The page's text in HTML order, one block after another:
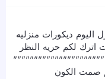
اليوم ديكورات منزليه
اترك لكم حريه النظر
صمت الكون